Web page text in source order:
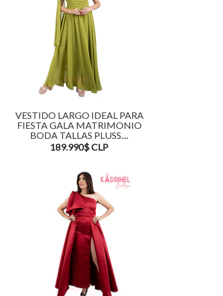
VESTIDO LARGO IDEAL PARA
FIESTA GALA MATRIMONIO
BODA TALLAS PLUSS....
189.990$ CLP